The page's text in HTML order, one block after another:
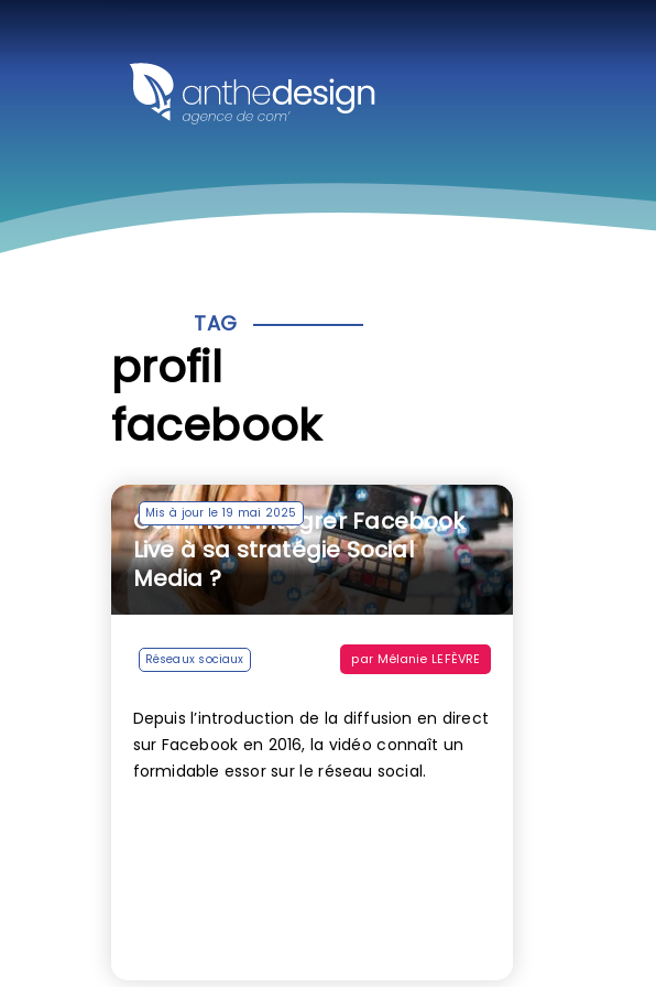
TAG
profil
facebook
Mis à jour le 19 mai 2025
Comment intégrer Facebook
Live à sa stratégie Social
Media ?
Réseaux sociaux par Mélanie LEFÈVRE
Depuis l’introduction de la diffusion en direct
sur Facebook en 2016, la vidéo connaît un
formidable essor sur le réseau social.